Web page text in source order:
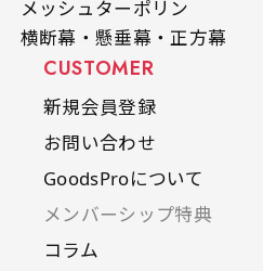
メッシュターポリン
横断幕・懸垂幕・正方幕
CUSTOMER
新規会員登録
お問い合わせ
GoodsProについて
メンバーシップ特典
コラム